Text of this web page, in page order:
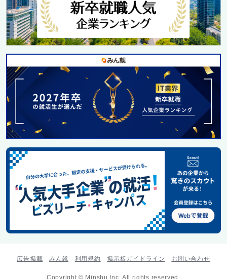
広告掲載 みん就 利用規約 掲示板ガイドライン お問い合わせ
Copyright © Minshu Inc. All rights reserved.